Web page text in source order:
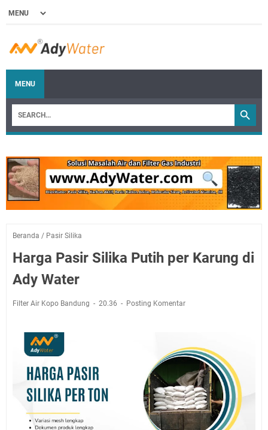
MENU
Beranda / Pasir Silika
Harga Pasir Silika Putih per Karung di
Ady Water
Filter Air Kopo Bandung 20.36 Posting Komentar